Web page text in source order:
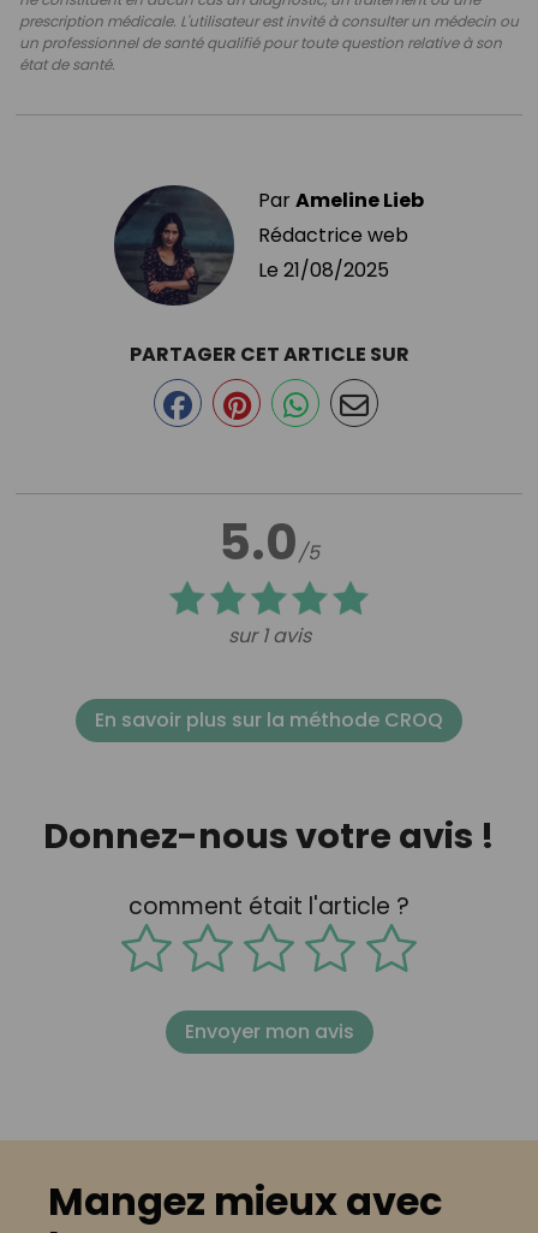
prescription médicale. L'utilisateur est invité à consulter un médecin ou
un professionnel de santé qualifié pour toute question relative à son
état de santé.
ParAmeline Lieb
Rédactrice web
Le 21/08/2025
5.0/5
sur 1 avis
PARTAGER CET ARTICLE SUR
En savoir plus sur la méthode CROQ
Donnez-nous votre avis !
comment était l'article ?
Envoyer mon avis
Mangez mieux avec